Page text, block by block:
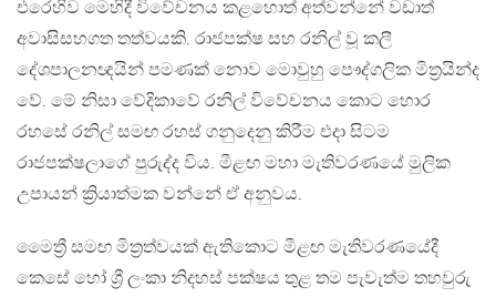
එරෙහිව මෙහිදී විවේචනය කළහොත් අත්වන්නේ වඩාත්
අවාසිසහගත තත්වයකි. රාජපක්ෂ සහ රනිල් වූ කලී
දේශපාලනඥයින් පමණක් නොව මොවුහු පෞද්ගලික මිත්‍රයින්ද
වේ. මේ නිසා වේදිකාවේ රනිල් විවේචනය කොට හොර
රහසේ රනිල් සමඟ රහස් ගනුදෙනු කිරීම එදා සිටම
රාජපක්ෂලාගේ පුරුද්ද විය. මීළඟ මහා මැතිවරණයේ මුලික
උපායන් ක්‍රියාත්මක වන්නේ ඒ අනුවය.
මෛත්‍රී සමඟ මිත්‍රත්වයක් ඇතිකොට මීළඟ මැතිවරණයේදී
කෙසේ හෝ ශ්‍රී ලංකා නිදහස් පක්ෂය තුළ තම පැවැත්ම තහවුරු